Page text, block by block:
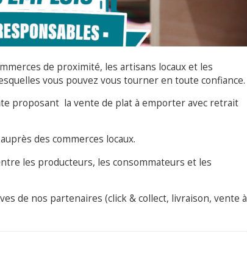
de proximité, les artisans locaux et les
vous pouvez vous tourner en toute confiance.
proposant la vente de plat à emporter avec retrait
des commerces locaux.
les producteurs, les consommateurs et les
de nos partenaires (click & collect, livraison, vente à